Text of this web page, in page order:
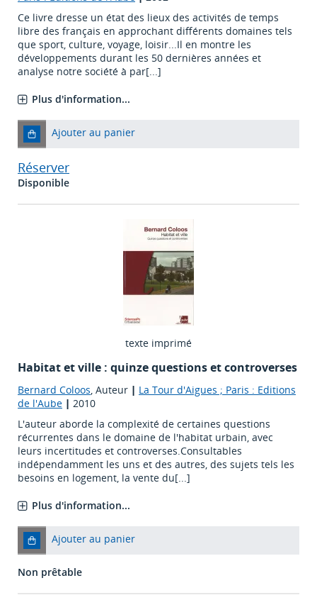
Ce livre dresse un état des lieux des activités de temps
libre des français en approchant différents domaines tels
que sport, culture, voyage, loisir...Il en montre les
développements durant les 50 dernières années et
analyse notre société à par[...]
Plus d'information...
Ajouter au panier
Réserver
Disponible
texte imprimé
Habitat et ville : quinze questions et controverses
Bernard Coloos, Auteur | La Tour d'Aigues ; Paris : Editions
de l'Aube | 2010
L'auteur aborde la complexité de certaines questions
récurrentes dans le domaine de l'habitat urbain, avec
leurs incertitudes et controverses.Consultables
indépendamment les uns et des autres, des sujets tels les
besoins en logement, la vente du[...]
Plus d'information...
Ajouter au panier
Non prêtable